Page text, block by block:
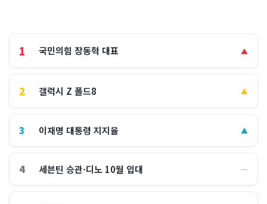
1 국민의힘 장동혁 대표 ▲
2 갤럭시 Z 폴드8 ▲
3 이재명 대통령 지지율 ▲
4 세븐틴 승관·디노 10월 입대 ―